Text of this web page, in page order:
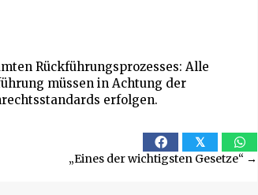
Rückführungsprozesses: Alle
müssen in Achtung der
erfolgen.
𝕏
„Eines der wichtigsten Gesetze“ →